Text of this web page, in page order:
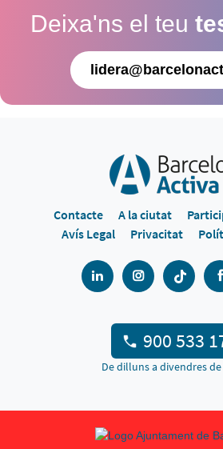
Deixa'ns el teu
Contacte A la ciutat
Avís Legal
Privacitat
900 533
De dilluns a divendres de